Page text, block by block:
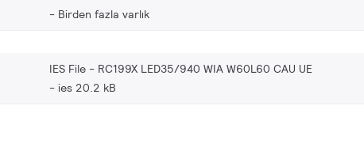
Birden fazla varlık
IES File - RC199X LED35/940 WIA W60L60 CAU UE
ies 20.2 kB